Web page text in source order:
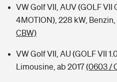
VW Golf VII, AUV (GOLF VII
4MOTION), 228 kW,
CBW)
VW Golf VII, AU (GOLF VII
Limousine, ab 2017(0603 /